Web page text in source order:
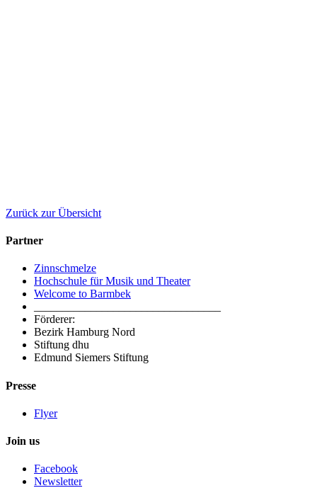
Zurück zur Übersicht
Partner
Zinnschmelze
Hochschule für Musik und Theater
Welcome to Barmbek
Förderer:
Bezirk Hamburg Nord
Stiftung dhu
Edmund Siemers Stiftung
Presse
Flyer
Join us
Facebook
Newsletter